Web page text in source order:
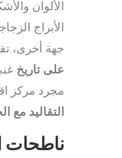
الألوان
الأبراج
جهة أخرى،
على تاريخ
مجرد مركز
التقاليد مع
ناطحات